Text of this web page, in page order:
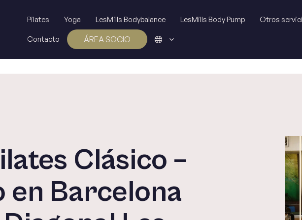
Pilates Yoga LesMills Bodybalance LesMills Body Pump Otros
Contacto ÁREA SOCIO
Clásico –
en Barcelona